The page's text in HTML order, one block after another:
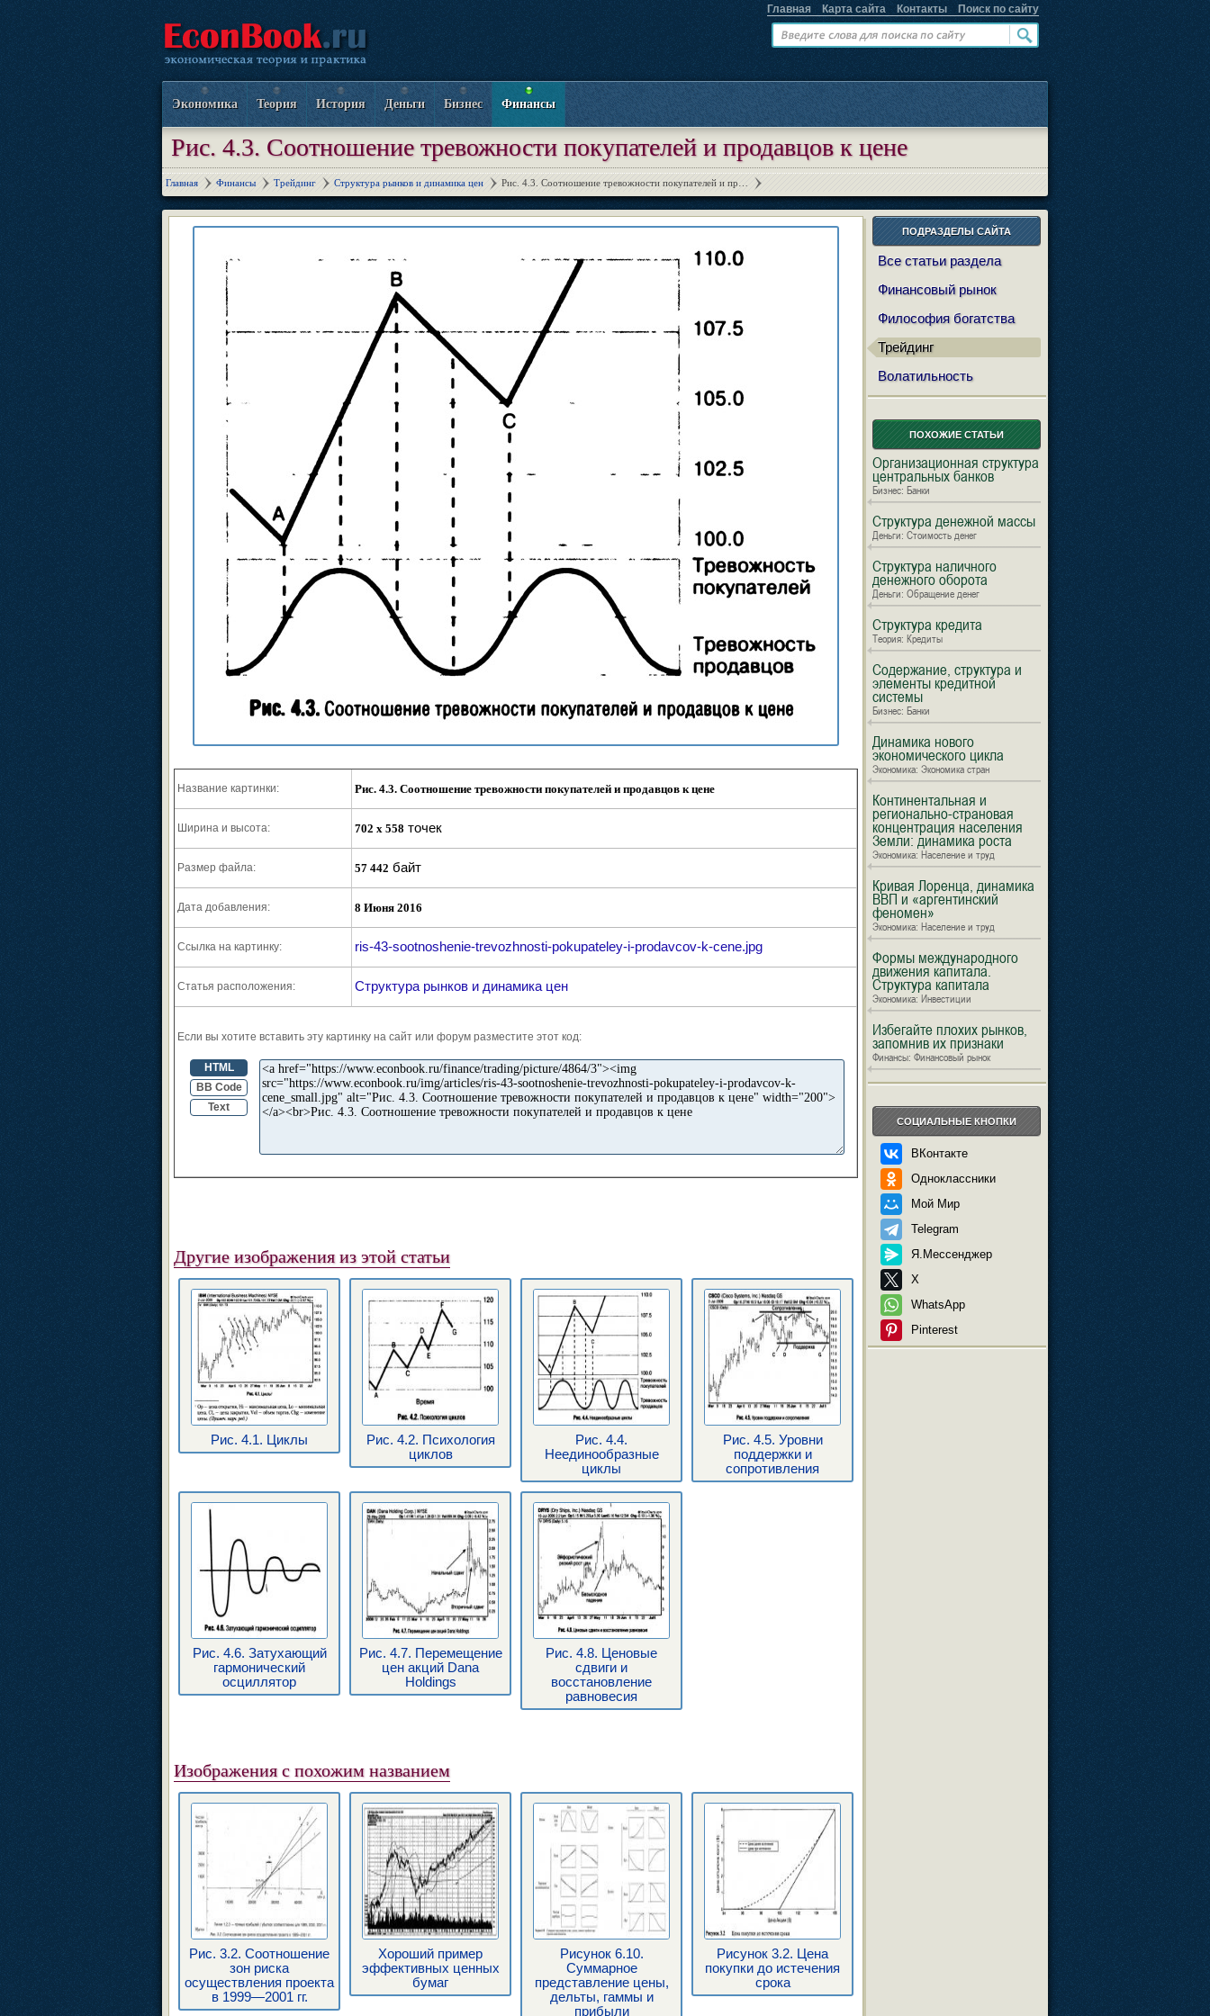
Главная Карта сайта Контакты Поиск по сайту
Экономика Теория История Деньги Бизнес Финансы
Рис. 4.3. Соотношение тревожности покупателей и продавцов к цене
Главная Финансы Трейдинг Структура рынков и динамика цен Рис. 4.3. Соотношение тревожности покупателей и пр…
Название картинки: Рис. 4.3. Соотношение тревожности покупателей и продавцов к цене
Ширина и высота: 702 x 558 точек
Размер файла: 57 442 байт
Дата добавления: 8 Июня 2016
Ссылка на картинку: ris-43-sootnoshenie-trevozhnosti-pokupateley-i-prodavcov-k-cene.jpg
Статья расположения: Структура рынков и динамика цен
Если вы хотите вставить эту картинку на сайт или форум разместите этот код:
HTML
BB Code
Text
Другие изображения из этой статьи
Рис. 4.1. Циклы
Рис. 4.2. Психология
циклов
Рис. 4.4.
Неединообразные
циклы
Рис. 4.5. Уровни
поддержки и
сопротивления
Рис. 4.6. Затухающий
гармонический
осциллятор
Рис. 4.7. Перемещение
цен акций Dana
Holdings
Рис. 4.8. Ценовые
сдвиги и
восстановление
равновесия
Изображения с похожим названием
Рис. 3.2. Соотношение
зон риска
осуществления проекта
в 1999—2001 гг.
Хороший пример
эффективных ценных
бумаг
Рисунок 6.10.
Суммарное
представление цены,
дельты, гаммы и
прибыли
Рисунок 3.2. Цена
покупки до истечения
срока
ПОДРАЗДЕЛЫ САЙТА
Все статьи раздела
Финансовый рынок
Философия богатства
Трейдинг
Волатильность
ПОХОЖИЕ СТАТЬИ
Организационная структура
центральных банков
Бизнес: Банки
Структура денежной массы
Деньги: Стоимость денег
Структура наличного
денежного оборота
Деньги: Обращение денег
Структура кредита
Теория: Кредиты
Содержание, структура и
элементы кредитной
системы
Бизнес: Банки
Динамика нового
экономического цикла
Экономика: Экономика стран
Континентальная и
регионально-страновая
концентрация населения
Земли: динамика роста
Экономика: Население и труд
Кривая Лоренца, динамика
ВВП и «аргентинский
феномен»
Экономика: Население и труд
Формы международного
движения капитала.
Структура капитала
Экономика: Инвестиции
Избегайте плохих рынков,
запомнив их признаки
Финансы: Финансовый рынок
СОЦИАЛЬНЫЕ КНОПКИ
ВКонтакте
Одноклассники
Мой Мир
Telegram
Я.Мессенджер
X
WhatsApp
Pinterest